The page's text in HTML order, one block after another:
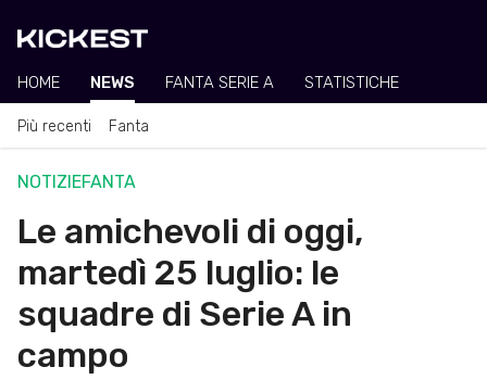
HOME NEWS FANTA SERIE A STATISTICHE
Più recenti Fanta
NOTIZIEFANTA
Le amichevoli di oggi,
martedì 25 luglio: le
squadre di Serie A in
campo